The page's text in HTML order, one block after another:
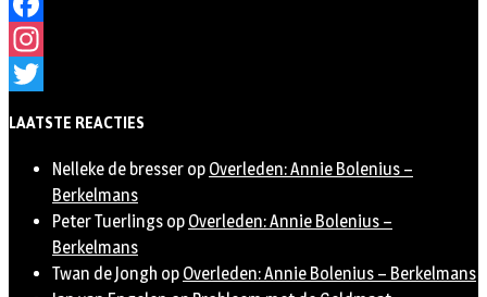
Facebook
Instagram
LAATSTE REACTIES
Nelleke de bresser op Overleden: Annie Bolenius –
Berkelmans
Peter Tuerlings op Overleden: Annie Bolenius –
Berkelmans
Twan de Jongh op Overleden: Annie Bolenius – Berkelmans